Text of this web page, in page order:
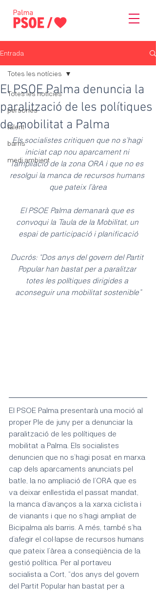
Entrada
Totes les notícies
persones
talent
barris
medi ambient
Totes les notícies
El PSOE Palma denuncia la
paralització de les polítiques
de mobilitat a Palma
Els socialistes critiquen que no s’hagi
iniciat cap nou aparcament ni
l’ampliació de la zona ORA i que no es
resolgui la manca de recursos humans
que pateix l’àrea
El PSOE Palma demanarà que es
convoqui la Taula de la Mobilitat, un
espai de participació i planificació
Ducrós: “Dos anys del govern del Partit
Popular han bastat per a paralitzar
totes les polítiques dirigides a
aconseguir una mobilitat sostenible”
El PSOE Palma presentarà una moció al
proper Ple de juny per a denunciar la
paralització de les polítiques de
mobilitat a Palma. Els socialistes
denuncien que no s’hagi posat en marxa
cap dels aparcaments anunciats pel
batle, la no ampliació de l’ORA que es
va deixar enllestida el passat mandat,
la manca d’avanços a la xarxa ciclista i
de vianants i que no s’hagi ampliat de
Bicipalma als barris. A més, també s’ha
d’afegir el col·lapse de recursos humans
que pateix l’àrea a conseqüència de la
gestió política. Per al portaveu
socialista a Cort, “dos anys del govern
del Partit Popular han bastat per a